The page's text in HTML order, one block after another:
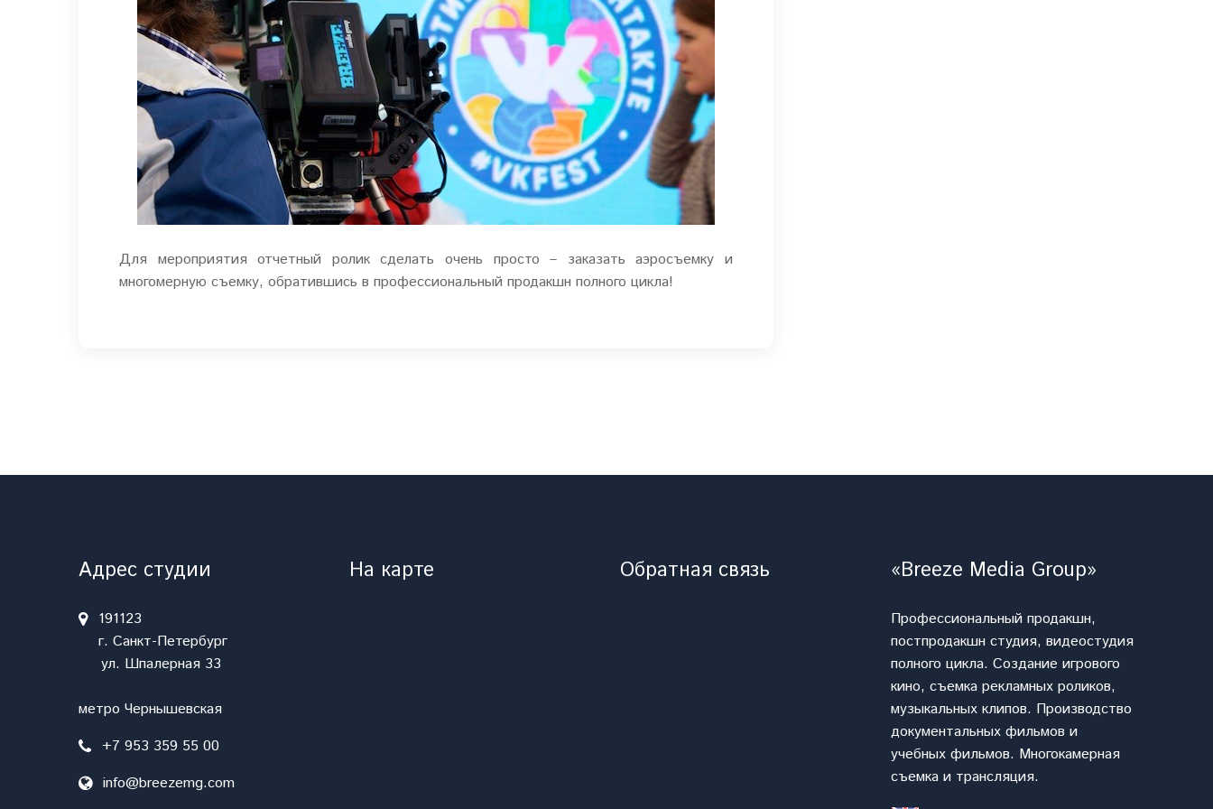
Для мероприятия отчетный ролик сделать очень просто – заказать аэросъемку и
многомерную съемку, обратившись в профессиональный продакшн полного цикла!
Адрес студии
191123
г. Санкт-Петербург
ул. Шпалерная 33
метро Чернышевская
+7 953 359 55 00
info@breezemg.com
На карте Обратная связь «Breeze Media Group»
Профессиональный продакшн,
постпродакшн студия, видеостудия
полного цикла. Cоздание игрового
кино, съемка рекламных роликов,
музыкальных клипов. Производство
документальных фильмов и
учебных фильмов. Многокамерная
съемка и трансляция.